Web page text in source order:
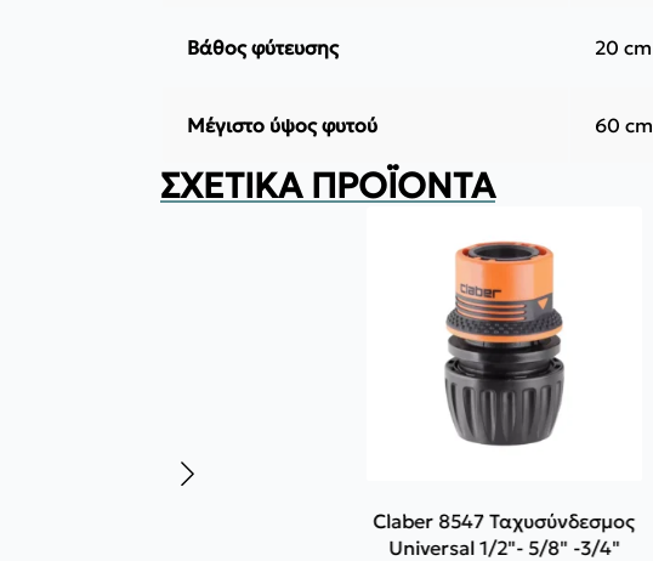
Βάθος φύτευσης 20 cm
Μέγιστο ύψος φυτού 60 cm
ΣΧΕΤΙΚΆ ΠΡΟΪΌΝΤΑ
Claber 8547 Ταχυσύνδεσμος
Universal 1/2"- 5/8" -3/4"